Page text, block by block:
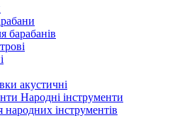
барабанів
акустичні
Народні інструменти
народних інструментів